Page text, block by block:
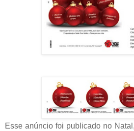
Esse anúncio foi publicado no